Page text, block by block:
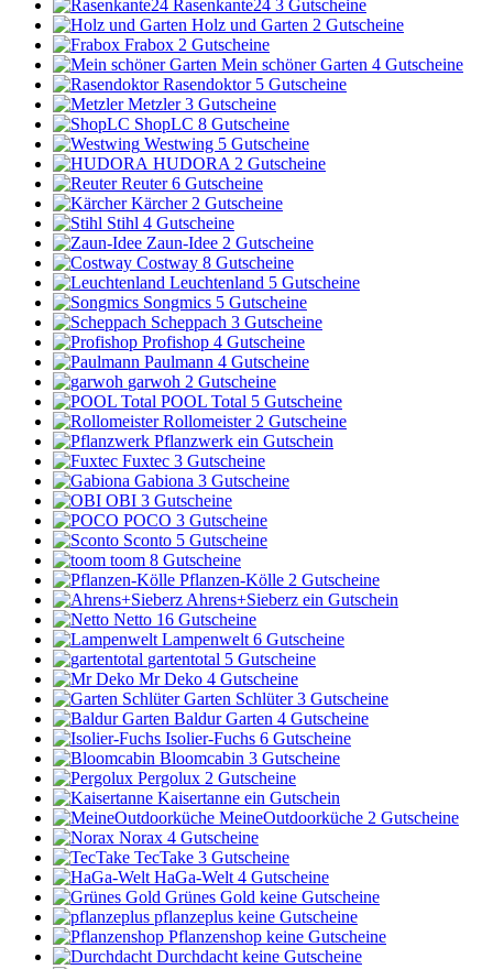
Rasenkante24 3 Gutscheine
Holz und Garten 2 Gutscheine
Frabox 2 Gutscheine
Mein schöner Garten 4 Gutscheine
Rasendoktor 5 Gutscheine
Metzler3 Gutscheine
ShopLC 8 Gutscheine
Westwing 5 Gutscheine
HUDORA 2 Gutscheine
Reuter6 Gutscheine
Kärcher 2 Gutscheine
Stihl 4 Gutscheine
Zaun-Idee 2 Gutscheine
Costway 8 Gutscheine
Leuchtenland 5 Gutscheine
Songmics 5 Gutscheine
Scheppach 3 Gutscheine
Profishop 4 Gutscheine
Paulmann 4 Gutscheine
garwoh 2 Gutscheine
POOL Total 5 Gutscheine
Rollomeister 2 Gutscheine
Pflanzwerk ein Gutschein
Fuxtec 3 Gutscheine
Gabiona 3 Gutscheine
OBI 3 Gutscheine
POCO 3 Gutscheine
Sconto 5 Gutscheine
toom 8 Gutscheine
Pflanzen-Kölle 2 Gutscheine
Ahrens+Sieberz ein Gutschein
Netto 16 Gutscheine
Lampenwelt 6 Gutscheine
gartentotal 5 Gutscheine
Mr Deko 4 Gutscheine
Garten Schlüter3 Gutscheine
Baldur Garten 4 Gutscheine
Isolier-Fuchs 6 Gutscheine
Bloomcabin 3 Gutscheine
Pergolux 2 Gutscheine
Kaisertanne ein Gutschein
MeineOutdoorküche 2 Gutscheine
Norax 4 Gutscheine
TecTake 3 Gutscheine
HaGa-Welt 4 Gutscheine
Grünes Gold keine Gutscheine
pflanzeplus keine Gutscheine
Pflanzenshop keine Gutscheine
Durchdacht keine Gutscheine